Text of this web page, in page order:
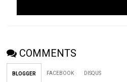
COMMENTS
BLOGGER FACEBOOK DISQUS